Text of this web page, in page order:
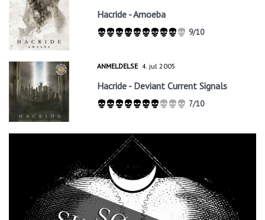
Hacride - Amoeba
9/10
ANMELDELSE 4. jul 2005
Hacride - Deviant Current Signals
7/10